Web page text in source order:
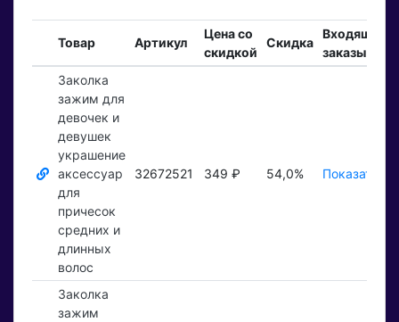
Товар Артикул
Цена со
скидкой
Скидка
Входящие
заказы
Заколка
зажим для
девочек и
девушек
украшение
аксессуар
для
причесок
средних и
длинных
волос
32672521 349 ₽ 54,0% Показать ₽
Заколка
зажим